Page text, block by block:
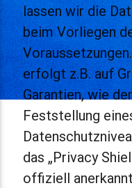
lassen wir die
beim Vorliegen
erfolgt z.B. auf
Garantien, wie
Feststellung
das „Privacy
offiziell